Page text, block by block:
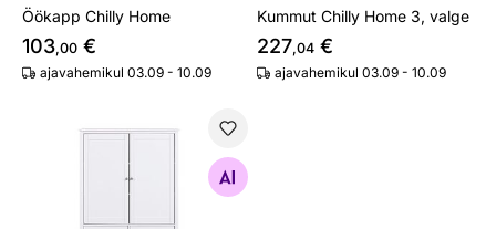
Öökapp Chilly Home
103,00 €
ajavahemikul 03.09 - 10.09
Kummut Chilly Home 3, valge
227,04 €
ajavahemikul 03.09 - 10.09
Kapp Chilly Home 140x107 cm
Otsi sarnaseid